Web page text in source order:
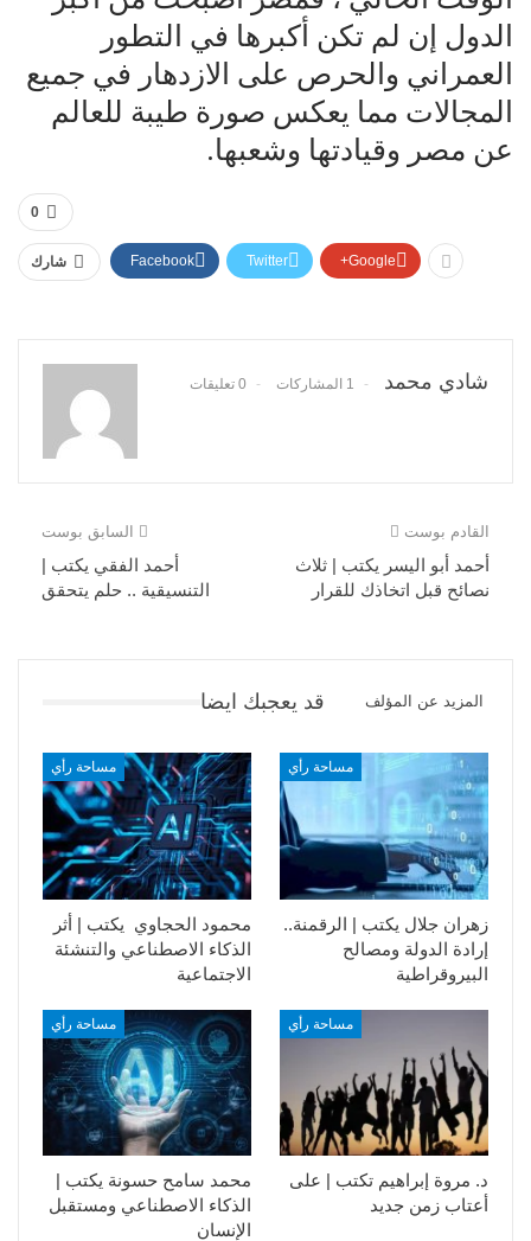
الدول إن لم تكن أكبرها في التطور
العمراني والحرص على الازدهار في جميع
المجالات مما يعكس صورة طيبة للعالم
عن مصر وقيادتها وشعبها.
0
شارك Facebook Twitter Google+
شادي محمد 1 المشاركات 0 تعليقات
السابق بوست
أحمد الفقي يكتب |
التنسيقية .. حلم يتحقق
القادم بوست
أحمد أبو اليسر يكتب | ثلاث
نصائح قبل اتخاذك للقرار
قد يعجبك ايضا المزيد عن المؤلف
مساحة رأي
محمود الحجاوي يكتب | أثر
الذكاء الاصطناعي والتنشئة
الاجتماعية
مساحة رأي
زهران جلال يكتب | الرقمنة..
إرادة الدولة ومصالح
البيروقراطية
مساحة رأي
محمد سامح حسونة يكتب |
الذكاء الاصطناعي ومستقبل
الإنسان
مساحة رأي
د. مروة إبراهيم تكتب | على
أعتاب زمن جديد